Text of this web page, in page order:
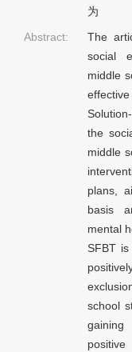
为
Abstract:
The
social
middle
the
middle
plans,
basis
mental
SFBT
school